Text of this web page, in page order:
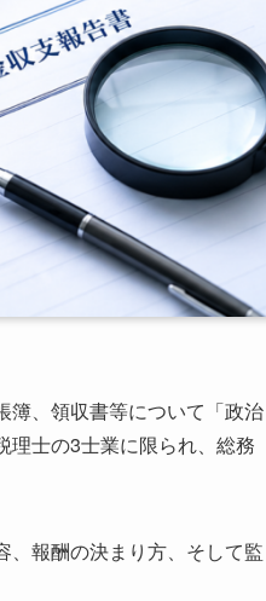
簿、領収書等について「政治
理士の3士業に限られ、総務
、報酬の決まり方、そして監